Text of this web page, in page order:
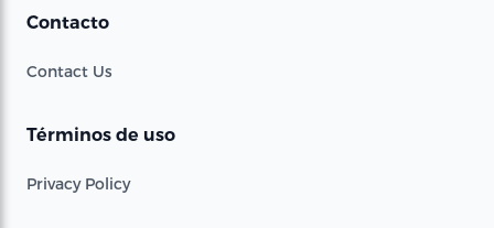
Contacto
Contact Us
Términos de uso
Privacy Policy